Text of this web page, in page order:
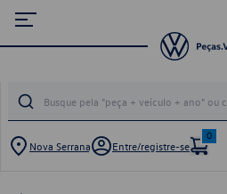
Nova Serrana Entre/registre-se
0